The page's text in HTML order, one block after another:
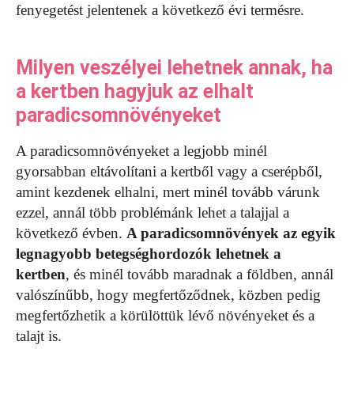
fenyegetést jelentenek a következő évi termésre.
Milyen veszélyei lehetnek annak, ha
a kertben hagyjuk az elhalt
paradicsomnövényeket
A paradicsomnövényeket a legjobb minél
gyorsabban eltávolítani a kertből vagy a cserépből,
amint kezdenek elhalni, mert minél tovább várunk
ezzel, annál több problémánk lehet a talajjal a
következő évben. A paradicsomnövények az egyik
legnagyobb betegséghordozók lehetnek a
kertben, és minél tovább maradnak a földben, annál
valószínűbb, hogy megfertőződnek, közben pedig
megfertőzhetik a körülöttük lévő növényeket és a
talajt is.